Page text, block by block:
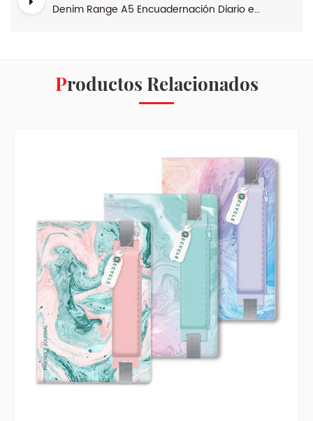
Denim Range A5 Encuadernación Diario empalmado
Productos Relacionados